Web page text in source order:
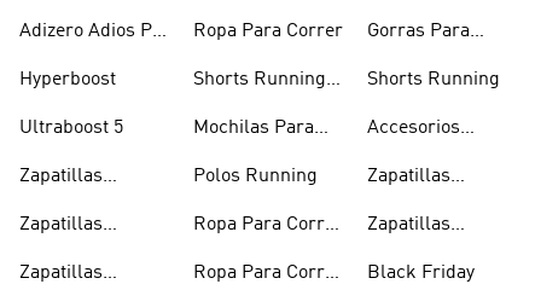
Adizero Adios Pro
Hyperboost
Ultraboost 5
Zapatillas
Zapatillas
Zapatillas
Ropa Para Correr
Shorts Running
Mochilas Para
Polos Running
Ropa Para Correr
Ropa Para Correr
Gorras Para
Shorts Running
Accesorios
Zapatillas
Oferta
Zapatillas
Black Friday